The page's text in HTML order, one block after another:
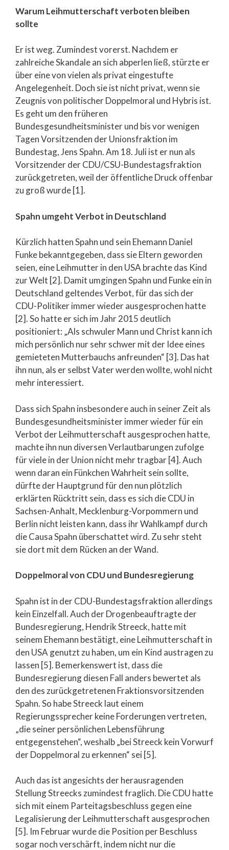
Warum Leihmutterschaft verboten bleiben
sollte
Er ist weg. Zumindest vorerst. Nachdem er
zahlreiche Skandale an sich abperlen ließ, stürzte er
über eine von vielen als privat eingestufte
Angelegenheit. Doch sie ist nicht privat, wenn sie
Zeugnis von politischer Doppelmoral und Hybris ist.
Es geht um den früheren
Bundesgesundheitsminister und bis vor wenigen
Tagen Vorsitzenden der Unionsfraktion im
Bundestag, Jens Spahn. Am 18. Juli ist er nun als
Vorsitzender der CDU/CSU-Bundestagsfraktion
zurückgetreten, weil der öffentliche Druck offenbar
zu groß wurde [1].
Spahn umgeht Verbot in Deutschland
Kürzlich hatten Spahn und sein Ehemann Daniel
Funke bekanntgegeben, dass sie Eltern geworden
seien, eine Leihmutter in den USA brachte das Kind
zur Welt [2]. Damit umgingen Spahn und Funke ein in
Deutschland geltendes Verbot, für das sich der
CDU-Politiker immer wieder ausgesprochen hatte
[2]. So hatte er sich im Jahr 2015 deutlich
positioniert: „Als schwuler Mann und Christ kann ich
mich persönlich nur sehr schwer mit der Idee eines
gemieteten Mutterbauchs anfreunden“ [3]. Das hat
ihn nun, als er selbst Vater werden wollte, wohl nicht
mehr interessiert.
Dass sich Spahn insbesondere auch in seiner Zeit als
Bundesgesundheitsminister immer wieder für ein
Verbot der Leihmutterschaft ausgesprochen hatte,
machte ihn nun diversen Verlautbarungen zufolge
für viele in der Union nicht mehr tragbar [4]. Auch
wenn daran ein Fünkchen Wahrheit sein sollte,
dürfte der Hauptgrund für den nun plötzlich
erklärten Rücktritt sein, dass es sich die CDU in
Sachsen-Anhalt, Mecklenburg-Vorpommern und
Berlin nicht leisten kann, dass ihr Wahlkampf durch
die Causa Spahn überschattet wird. Zu sehr steht
sie dort mit dem Rücken an der Wand.
Doppelmoral von CDU und Bundesregierung
Spahn ist in der CDU-Bundestagsfraktion allerdings
kein Einzelfall. Auch der Drogenbeauftragte der
Bundesregierung, Hendrik Streeck, hatte mit
seinem Ehemann bestätigt, eine Leihmutterschaft in
den USA genutzt zu haben, um ein Kind austragen zu
lassen [5]. Bemerkenswert ist, dass die
Bundesregierung diesen Fall anders bewertet als
den des zurückgetretenen Fraktionsvorsitzenden
Spahn. So habe Streeck laut einem
Regierungssprecher keine Forderungen vertreten,
„die seiner persönlichen Lebensführung
entgegenstehen“, weshalb „bei Streeck kein Vorwurf
der Doppelmoral zu erkennen“ sei [5].
Auch das ist angesichts der herausragenden
Stellung Streecks zumindest fraglich. Die CDU hatte
sich mit einem Parteitagsbeschluss gegen eine
Legalisierung der Leihmutterschaft ausgesprochen
[5]. Im Februar wurde die Position per Beschluss
sogar noch verschärft, indem nicht nur die